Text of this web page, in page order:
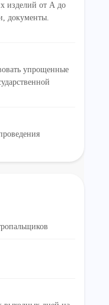
изделий от А до
документы.
упрощенные